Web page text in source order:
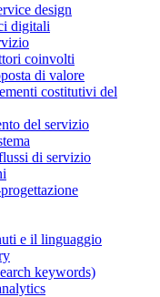
design
digitali
coinvolti
di valore
costitutivi del
del servizio
di servizio
e il linguaggio
keywords)